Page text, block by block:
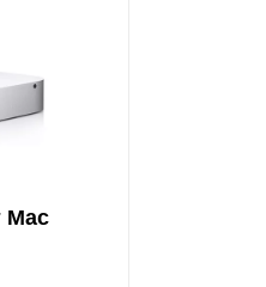
Mac